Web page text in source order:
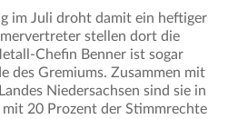
im Juli droht damit ein heftiger
stellen dort die
Chefin Benner ist sogar
des Gremiums. Zusammen mit
Niedersachsen sind sie in
20 Prozent der Stimmrechte